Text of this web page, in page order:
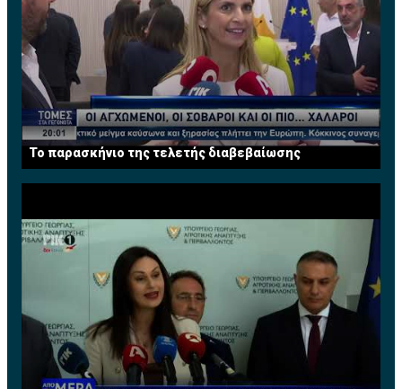
Το παρασκήνιο της τελετής διαβεβαίωσης